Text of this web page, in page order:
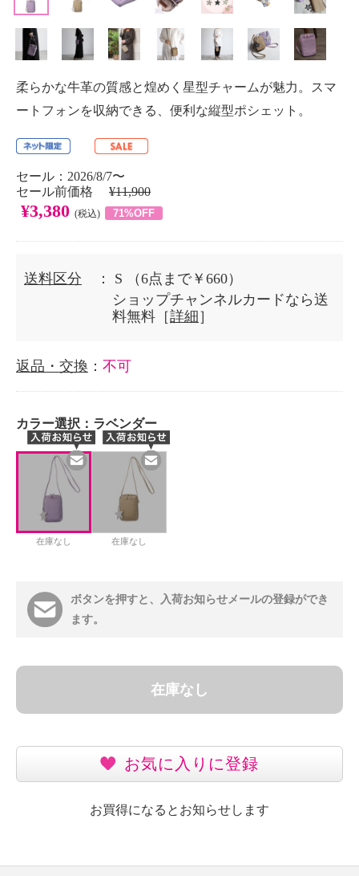
柔らかな牛革の質感と煌めく星型チャームが魅力。スマ
ートフォンを収納できる、便利な縦型ポシェット。
セール：2026/8/7〜
セール前価格 ¥11,900
¥3,380 (税込) 71%OFF
送料区分 ： S
（6点まで￥660）
ショップチャンネルカードなら送
料無料［詳細 ］
返品・交換 ： 不可
カラー選択： ラベンダー
在庫なし 在庫なし
ボタンを押すと、入荷お知らせメールの登録ができ
ます。
在庫なし
お気に入りに登録
お買得になるとお知らせします